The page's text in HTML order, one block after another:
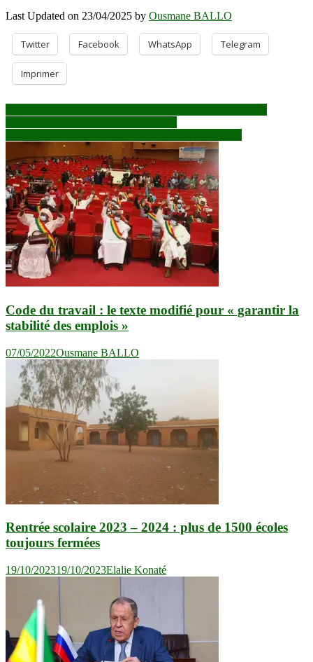
Last Updated on 23/04/2025 by Ousmane BALLO
Twitter Facebook WhatsApp Telegram
Imprimer
Navigation
de
l’article
Code du travail : le texte modifié pour « garantir la
stabilité des emplois »
07/05/2022Ousmane BALLO
Rentrée scolaire 2023 – 2024 : plus de 1500 écoles
toujours fermées
19/10/202319/10/2023Elalie Konaté